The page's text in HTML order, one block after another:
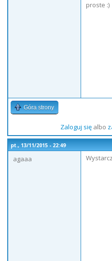
proste :)
Góra strony
Zaloguj sięalbo
pt., 13/11/2015 - 22:49
agaaa